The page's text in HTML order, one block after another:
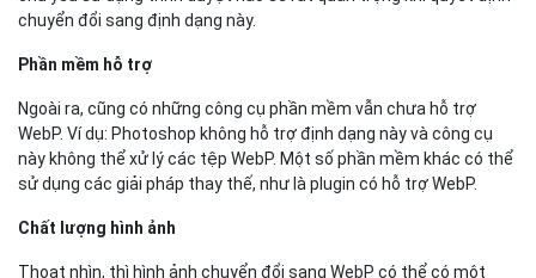
chuyển đổi sang định dạng này.
Phần mềm hỗ trợ
Ngoài ra, cũng có những công cụ phần mềm vẫn chưa hỗ trợ
WebP. Ví dụ: Photoshop không hỗ trợ định dạng này và công cụ
này không thể xử lý các tệp WebP. Một số phần mềm khác có thể
sử dụng các giải pháp thay thế, như là plugin có hỗ trợ WebP.
Chất lượng hình ảnh
Thoạt nhìn, thì hình ảnh chuyển đổi sang WebP có thể có một